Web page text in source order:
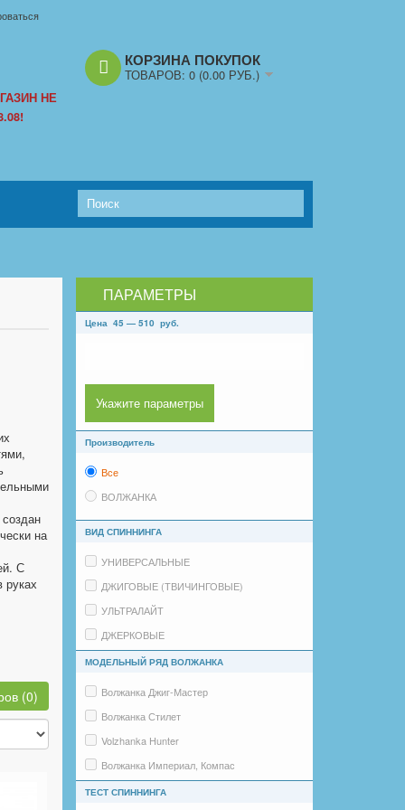
НЕ
КОРЗИНА ПОКУПОК
ТОВАРОВ: 0 (0.00 РУБ.)
на
С
руках
(0)
ПАРАМЕТРЫ
Цена 45 — 510руб.
Укажите параметры
Производитель
Все
ВОЛЖАНКА
ВИД СПИННИНГА
УНИВЕРСАЛЬНЫЕ
ДЖИГОВЫЕ (ТВИЧИНГОВЫЕ)
УЛЬТРАЛАЙТ
ДЖЕРКОВЫЕ
КАСТИНГОВЫЕ
МОДЕЛЬНЫЙ РЯД ВОЛЖАНКА
Волжанка Джиг-Мастер
Волжанка Стилет
Volzhanka Hunter
Волжанка Империал, Компас
Волжанка Компромисс
ТЕСТ СПИННИНГА